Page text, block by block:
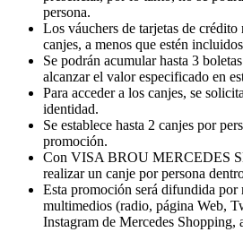
persona.
Los váuchers de tarjetas de
canjes, a menos que estén
Se podrán acumular hasta 3
alcanzar el valor especificado en
Para acceder a los canjes, se
identidad.
Se establece hasta 2 canjes por
promoción.
Con VISA BROU MERCEDES
realizar un canje por persona
Esta promoción será difundida por
multimedios (radio, página Web,
Instagram de Mercedes Shopping,